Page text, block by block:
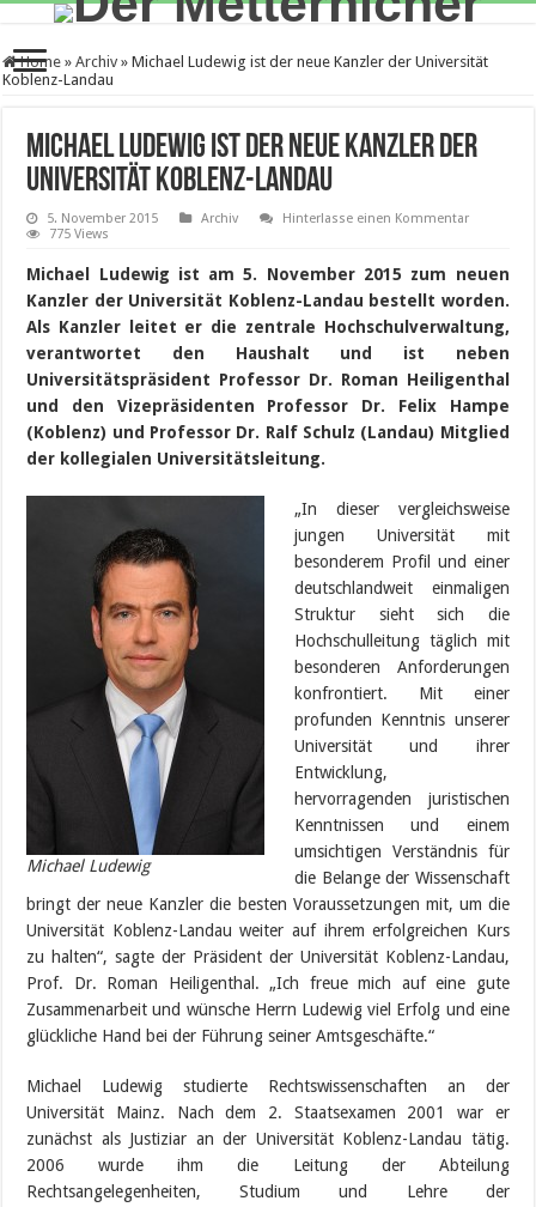
Home » Archiv » Michael Ludewig ist der neue Kanzler der Universität
Koblenz-Landau
Michael Ludewig ist der neue Kanzler der
Universität Koblenz-Landau
5. November 2015 Archiv
Hinterlasse einen Kommentar
775 Views
Michael Ludewig ist am 5. November 2015 zum neuen
Kanzler der Universität Koblenz-Landau bestellt worden.
Als Kanzler leitet er die zentrale Hochschulverwaltung,
verantwortet den Haushalt und ist neben
Universitätspräsident Professor Dr. Roman Heiligenthal
und den Vizepräsidenten Professor Dr. Felix Hampe
(Koblenz) und Professor Dr. Ralf Schulz (Landau) Mitglied
der kollegialen Universitätsleitung.
Michael Ludewig
„In dieser vergleichsweise
jungen Universität mit
besonderem Profil und einer
deutschlandweit einmaligen
Struktur sieht sich die
Hochschulleitung täglich mit
besonderen Anforderungen
konfrontiert. Mit einer
profunden Kenntnis unserer
Universität und ihrer
Entwicklung,
hervorragenden juristischen
Kenntnissen und einem
umsichtigen Verständnis für
die Belange der Wissenschaft
bringt der neue Kanzler die besten Voraussetzungen mit, um die
Universität Koblenz-Landau weiter auf ihrem erfolgreichen Kurs
zu halten“, sagte der Präsident der Universität Koblenz-Landau,
Prof. Dr. Roman Heiligenthal. „Ich freue mich auf eine gute
Zusammenarbeit und wünsche Herrn Ludewig viel Erfolg und eine
glückliche Hand bei der Führung seiner Amtsgeschäfte.“
Michael Ludewig studierte Rechtswissenschaften an der
Universität Mainz. Nach dem 2. Staatsexamen 2001 war er
zunächst als Justiziar an der Universität Koblenz-Landau tätig.
2006 wurde ihm die Leitung der Abteilung
Rechtsangelegenheiten, Studium und Lehre der